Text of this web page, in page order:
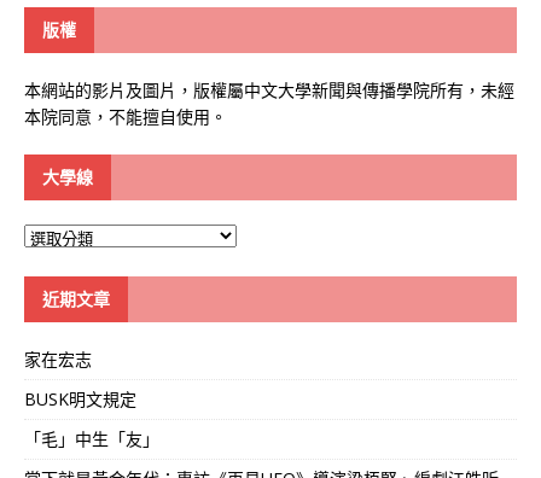
版權
本網站的影片及圖片，版權屬中文大學新聞與傳播學院所有，未經
本院同意，不能擅自使用。
大學線
大
近期文章
家在宏志
BUSK明文規定
「毛」中生「友」